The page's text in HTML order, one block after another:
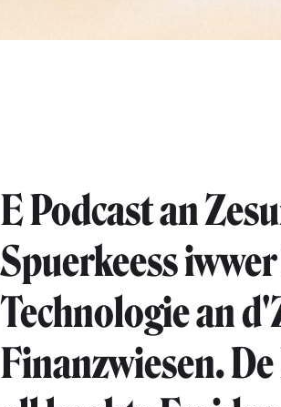
E Podcast an
Spuerkeess
Technologie an
Finanzwiesen.